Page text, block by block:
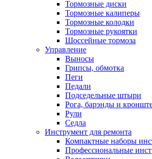
Тормозные диски
Тормозные калиперы
Тормозные колодки
Тормозные рукоятки
Шоссейные тормоза
Управление
Выносы
Грипсы, обмотка
Пеги
Педали
Подседельные штыри
Рога, барэнды и
Рули
Седла
Инструмент для ремонта
Компактные наборы
Профессиональные